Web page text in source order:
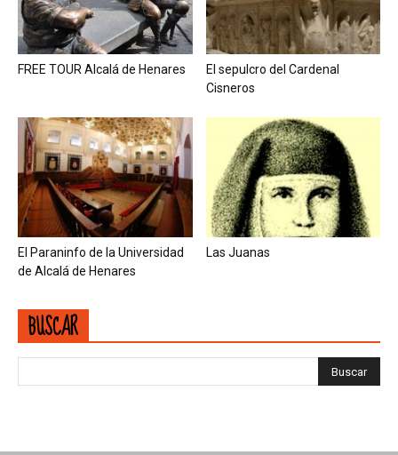
FREE TOUR Alcalá de Henares
El sepulcro del Cardenal
Cisneros
El Paraninfo de la Universidad
de Alcalá de Henares
Las Juanas
BUSCAR